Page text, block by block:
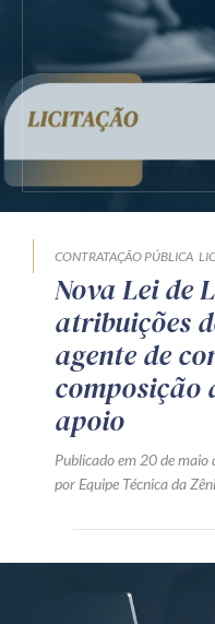
Av.
CONTRATAÇÃO PÚBLICA
Nova Lei de
atribuições
agente de
composição
apoio
Publicado em 20 de maio
por Equipe Técnica da